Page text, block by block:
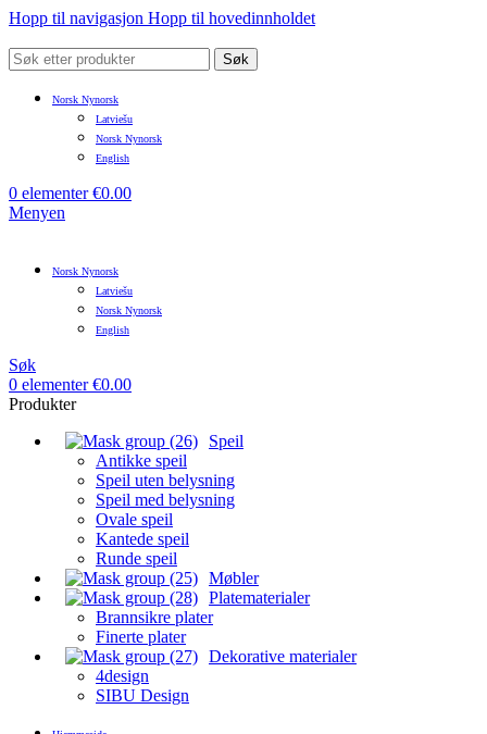
Hopp til navigasjon Hopp til hovedinnholdet
Søk
Norsk Nynorsk
Latviešu
Norsk Nynorsk
English
0 elementer €0.00
Menyen
Norsk Nynorsk
Latviešu
Norsk Nynorsk
English
Søk
0 elementer €0.00
Produkter
Speil
Antikke speil
Speil uten belysning
Speil med belysning
Ovale speil
Kantede speil
Runde speil
Møbler
Platematerialer
Brannsikre plater
Finerte plater
Dekorative materialer
4design
SIBU Design